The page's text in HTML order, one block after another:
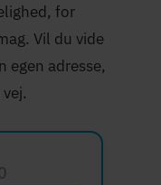
for
Vil du vide
egen adresse,
C